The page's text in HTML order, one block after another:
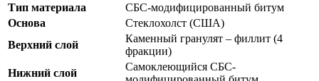
Тип материала
СБС-модифицированный битум
Основа
Стеклохолст (США)
Верхний слой
Каменный гранулят – филлит (4
фракции)
Нижний слой
Самоклеющийся СБС-